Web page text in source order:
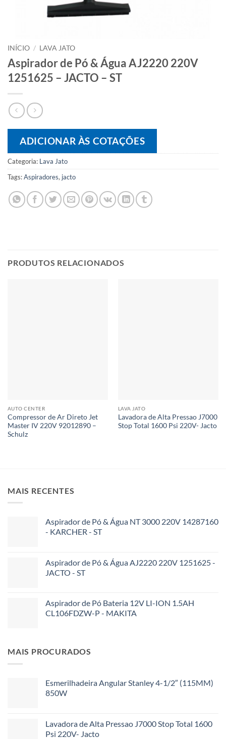
INÍCIO / LAVA JATO
Aspirador de Pó & Água AJ2220 220V
1251625 – JACTO – ST
ADICIONAR ÀS COTAÇÕES
Categoria: Lava Jato
Tags:Aspiradores, jacto
PRODUTOS RELACIONADOS
AUTO CENTER
Compressor de Ar Direto Jet
Master IV 220V 92012890 –
Schulz
LAVA JATO
Lavadora de Alta Pressao J7000
Stop Total 1600 Psi 220V- Jacto
MAIS RECENTES
Aspirador de Pó & Água NT 3000 220V 14287160
- KARCHER - ST
Aspirador de Pó & Água AJ2220 220V 1251625 -
JACTO - ST
Aspirador de Pó Bateria 12V LI-ION 1.5AH
CL106FDZW-P - MAKITA
MAIS PROCURADOS
Esmerilhadeira Angular Stanley 4-1/2″ (115MM)
850W
Lavadora de Alta Pressao J7000 Stop Total 1600
Psi 220V- Jacto